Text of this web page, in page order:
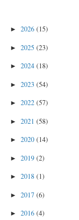
► 2026 (15)
► 2025 (23)
► 2024 (18)
► 2023 (54)
► 2022 (57)
► 2021 (58)
► 2020 (14)
► 2019 (2)
► 2018 (1)
► 2017 (6)
► 2016 (4)